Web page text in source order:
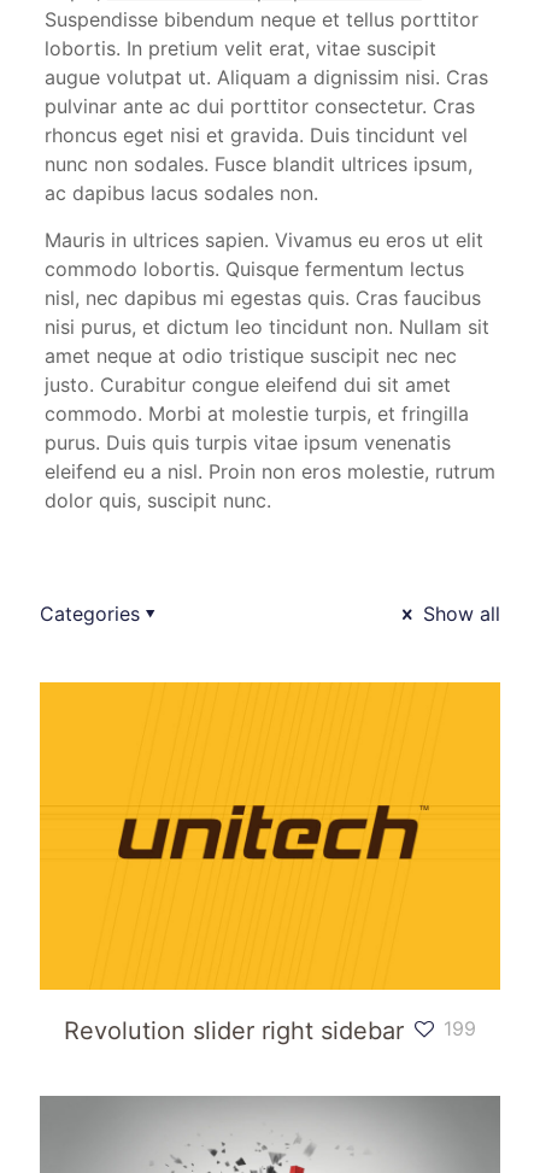
Suspendisse bibendum neque et tellus porttitor
lobortis. In pretium velit erat, vitae suscipit
augue volutpat ut. Aliquam a dignissim nisi. Cras
pulvinar ante ac dui porttitor consectetur. Cras
rhoncus eget nisi et gravida. Duis tincidunt vel
nunc non sodales. Fusce blandit ultrices ipsum,
ac dapibus lacus sodales non.
Mauris in ultrices sapien. Vivamus eu eros ut elit
commodo lobortis. Quisque fermentum lectus
nisl, nec dapibus mi egestas quis. Cras faucibus
nisi purus, et dictum leo tincidunt non. Nullam sit
amet neque at odio tristique suscipit nec nec
justo. Curabitur congue eleifend dui sit amet
commodo. Morbi at molestie turpis, et fringilla
purus. Duis quis turpis vitae ipsum venenatis
eleifend eu a nisl. Proin non eros molestie, rutrum
dolor quis, suscipit nunc.
Categories Show all
Revolution slider right sidebar 199